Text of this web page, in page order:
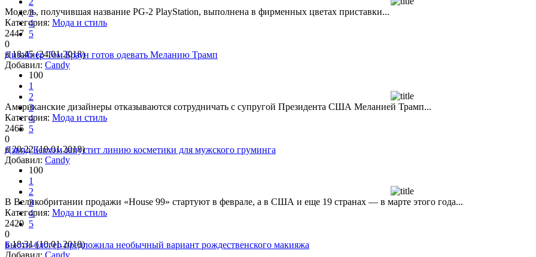
3
4
5
в 18:45 (24.01.2018)
Добавил: Candy
Модель, получившая название PG-2 PlayStation, выполнена в фирменных цветах приставки...
Категория: Мода и стиль
2447
0
Дизайнер Том Браун готов одевать Меланию Трамп
100
1
2
3
4
5
в 20:22 (19.01.2018)
Добавил: Candy
Американские дизайнеры отказываются сотрудничать с супругой Президента США Меланией Трамп...
Категория: Мода и стиль
2465
0
Дэвид Бекхэм запустит линию косметики для мужского груминга
100
1
2
3
4
5
в 18:31 (10.01.2018)
Добавил: Candy
В Великобритании продажи «House 99» стартуют в феврале, а в США и еще 19 странах — в марте этого года...
Категория: Мода и стиль
2420
0
Бьюти-блогер предложила необычный вариант рождественского макияжа